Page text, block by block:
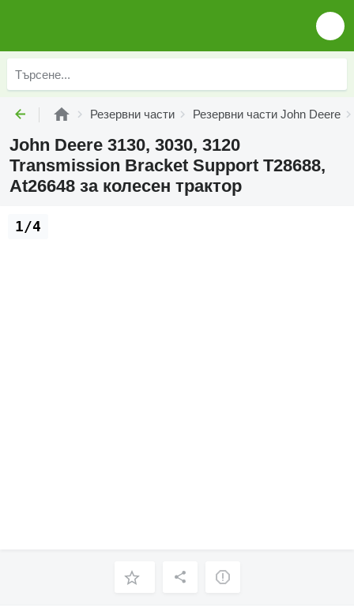
Резервни части Резервни части John Deere
John Deere 3130, 3030, 3120
Transmission Bracket Support T28688,
At26648 за колесен трактор
1/4